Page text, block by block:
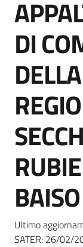
English
site
Seguici
su
DI
Ultimo
SATER: 26/02/